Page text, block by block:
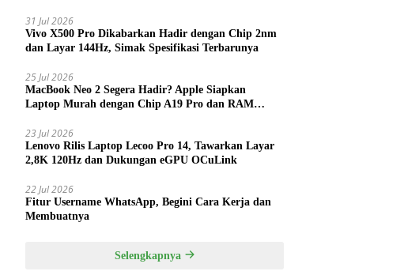
31 Jul 2026
Vivo X500 Pro Dikabarkan Hadir dengan Chip 2nm
dan Layar 144Hz, Simak Spesifikasi Terbarunya
25 Jul 2026
MacBook Neo 2 Segera Hadir? Apple Siapkan
Laptop Murah dengan Chip A19 Pro dan RAM
23 Jul 2026
Lenovo Rilis Laptop Lecoo Pro 14, Tawarkan Layar
2,8K 120Hz dan Dukungan eGPU OCuLink
22 Jul 2026
Fitur Username WhatsApp, Begini Cara Kerja dan
Membuatnya
Selengkapnya